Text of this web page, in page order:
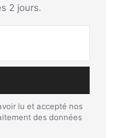
2 jours.
lu et accepté nos
des données